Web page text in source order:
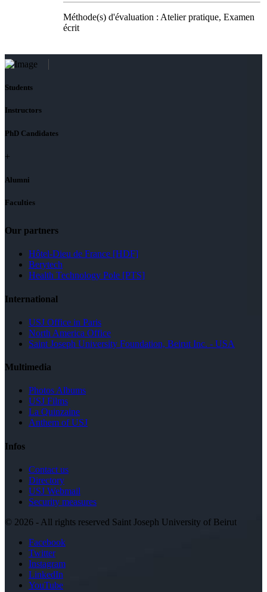
Méthode(s) d'évaluation : Atelier pratique, Examen
écrit
Students
Instructors
PhD Candidates
+
Alumni
Faculties
Our partners
Hôtel-Dieu de France [HDF]
Berytech
Health Technology Pole [PTS]
International
USJ Office in Paris
North America Office
Saint Joseph University Foundation, Beirut Inc. - USA
Multimedia
Photos Albums
USJ Films
La Quinzaine
Anthem of USJ
Infos
Contact us
Directory
USJ Webmail
Security measures
© 2026 - All rights reserved Saint Joseph University of Beirut
Facebook
Twitter
Instagram
LinkedIn
YouTube